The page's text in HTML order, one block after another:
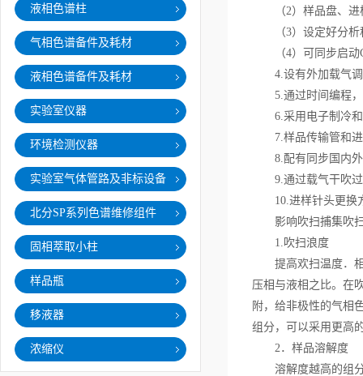
液相色谱柱
气相色谱备件及耗材
液相色谱备件及耗材
实验室仪器
环境检测仪器
实验室气体管路及非标设备
北分SP系列色谱维修组件
固相萃取小柱
样品瓶
移液器
浓缩仪
（2）样品盘、进
（3）设定好分析
（4）可同步启动
4.设有外加载气调
5.通过时间编程，
6.采用电子制冷和
7.样品传输管和进
8.配有同步国内外
9.通过载气干吹过
10.进样针头更换方
影响吹扫捕集吹扫
1.吹扫浪度
提高欢扫温度．相
压相与液相之比。在
附，给非极性的气相
组分，可以采用更高
2．样品溶解度
溶解度越高的组分